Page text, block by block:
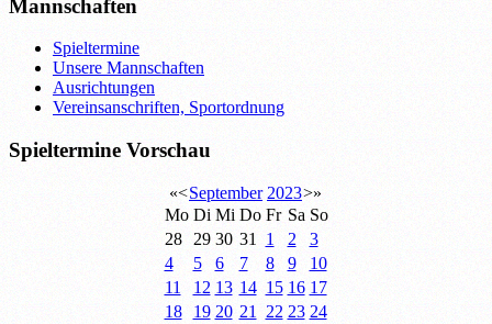
Mannschaften
Spieltermine
Unsere Mannschaften
Ausrichtungen
Vereinsanschriften, Sportordnung
Spieltermine Vorschau
«<September 2023>»
Mo Di Mi Do Fr Sa So
28
29 30 31 1 2
3
4
5 6 7 8 9
10
11
12 13 14 15 16 17
18
19 20 21 22 23 24